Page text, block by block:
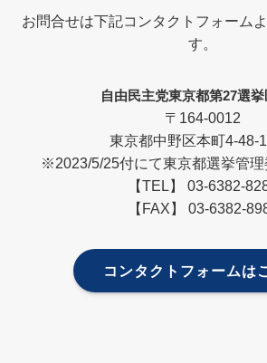
お問合せは下記コンタクトフォーム
す。
自由民主党東京都第27選
〒164-0012
東京都中野区本町4-48-
※2023/5/25付にて東京都選挙管
【TEL】 03-6382-
【FAX】 03-6382-
コンタクトフォームは